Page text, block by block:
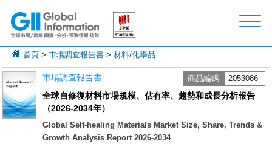
首頁 >市場調查報告書 >材料/化學品
市場調查報告書 商品編碼 2053086
全球自修復材料市場規模、佔有率、趨勢和成長分析報告
（2026-2034年）
Global Self-healing Materials Market Size, Share, Trends &
Growth Analysis Report 2026-2034